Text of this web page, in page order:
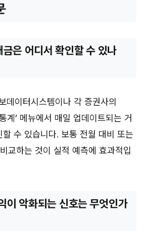
금은 어디서 확인할 수 있나
데이터시스템이나 각 증권사의
계’ 메뉴에서 매일 업데이트되는 거
수 있습니다. 보통 전월 대비 또는
교하는 것이 실적 예측에 효과적입
이 악화되는 신호는 무엇인가